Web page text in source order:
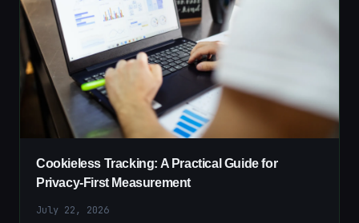
Cookieless Tracking: A Practical Guide for
Privacy-First Measurement
July 22, 2026